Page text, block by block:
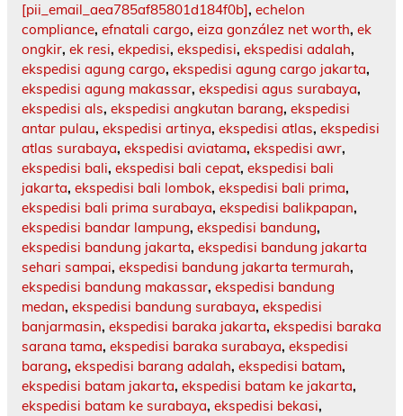
[pii_email_aea785af85801d184f0b], echelon
compliance, efnatali cargo, eiza gonzález net worth, ek
ongkir, ek resi, ekpedisi, ekspedisi, ekspedisi adalah,
ekspedisi agung cargo, ekspedisi agung cargo jakarta,
ekspedisi agung makassar, ekspedisi agus surabaya,
ekspedisi als, ekspedisi angkutan barang, ekspedisi
antar pulau, ekspedisi artinya, ekspedisi atlas, ekspedisi
atlas surabaya, ekspedisi aviatama, ekspedisi awr,
ekspedisi bali, ekspedisi bali cepat, ekspedisi bali
jakarta, ekspedisi bali lombok, ekspedisi bali prima,
ekspedisi bali prima surabaya, ekspedisi balikpapan,
ekspedisi bandar lampung, ekspedisi bandung,
ekspedisi bandung jakarta, ekspedisi bandung jakarta
sehari sampai, ekspedisi bandung jakarta termurah,
ekspedisi bandung makassar, ekspedisi bandung
medan, ekspedisi bandung surabaya, ekspedisi
banjarmasin, ekspedisi baraka jakarta, ekspedisi baraka
sarana tama, ekspedisi baraka surabaya, ekspedisi
barang, ekspedisi barang adalah, ekspedisi batam,
ekspedisi batam jakarta, ekspedisi batam ke jakarta,
ekspedisi batam ke surabaya, ekspedisi bekasi,